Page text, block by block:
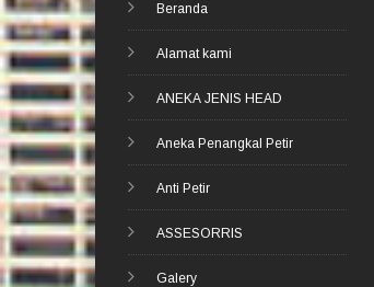
Beranda
Alamat kami
ANEKA JENIS HEAD
Aneka Penangkal Petir
Anti Petir
ASSESORRIS
Galery